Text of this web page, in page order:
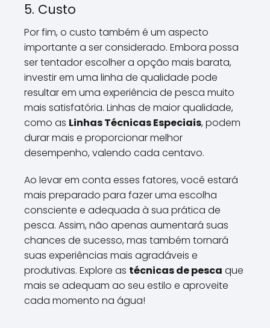
5. Custo
Por fim, o custo também é um aspecto
importante a ser considerado. Embora possa
ser tentador escolher a opção mais barata,
investir em uma linha de qualidade pode
resultar em uma experiência de pesca muito
mais satisfatória. Linhas de maior qualidade,
como as Linhas Técnicas Especiais, podem
durar mais e proporcionar melhor
desempenho, valendo cada centavo.
Ao levar em conta esses fatores, você estará
mais preparado para fazer uma escolha
consciente e adequada à sua prática de
pesca. Assim, não apenas aumentará suas
chances de sucesso, mas também tornará
suas experiências mais agradáveis e
produtivas. Explore as técnicas de pesca que
mais se adequam ao seu estilo e aproveite
cada momento na água!